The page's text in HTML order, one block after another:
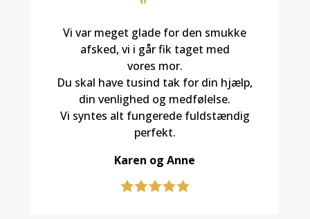
Vi var meget glade for den smukke
afsked, vi i går fik taget med
vores mor.
Du skal have tusind tak for din hjælp,
din venlighed og medfølelse.
Vi syntes alt fungerede fuldstændig
perfekt.
Karen og Anne